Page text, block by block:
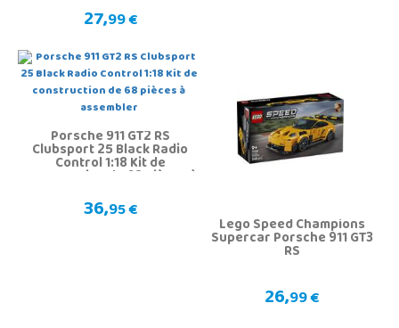
27,99 €
Porsche 911 GT2 RS
Clubsport 25 Black Radio
Control 1:18 Kit de
construction de 68 pièces à
36,95 € Lego Speed Champions
Supercar Porsche 911 GT3
RS
26,99 €